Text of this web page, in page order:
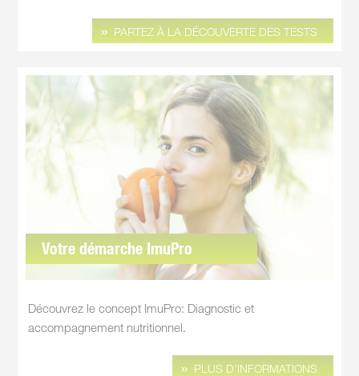
PARTEZ À LA DÉCOUVERTE DES TESTS
Votre démarche ImuPro
Découvrez le concept ImuPro: Diagnostic et
accompagnement nutritionnel.
PLUS D’INFORMATIONS